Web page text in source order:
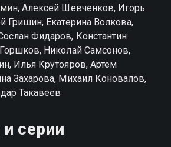
Алексей Шевченков, Игорь
Гришин, Екатерина Волкова,
Фидаров, Константин
Николай Самсонов,
Илья Крутояров, Артем
Захарова, Михаил Коновалов,
Такавеев
серии